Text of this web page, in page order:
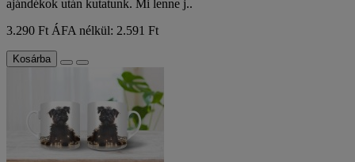
ajándékok után kutatunk. Mi lenne j..
3.290 Ft ÁFA nélkül: 2.591 Ft
Kosárba